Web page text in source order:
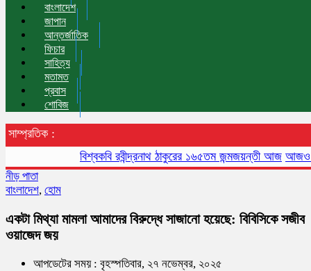
বাংলাদেশ
জাপান
আন্তর্জাতিক
ফিচার
সাহিত্য
মতামত
প্রবাস
শোবিজ
সাম্প্রতিক :
বিশ্বকবি রবীন্দ্রনাথ ঠাকুরের ১৬৫তম জন্মজয়ন্তী আজ আজও বায়ুদূষণে
নীড় পাতা
বাংলাদেশ, হোম
একটা মিথ্যা মামলা আমাদের বিরুদ্ধে সাজানো হয়েছে: বিবিসিকে সজীব
ওয়াজেদ জয়
আপডেটের সময় : বৃহস্পতিবার, ২৭ নভেম্বর, ২০২৫